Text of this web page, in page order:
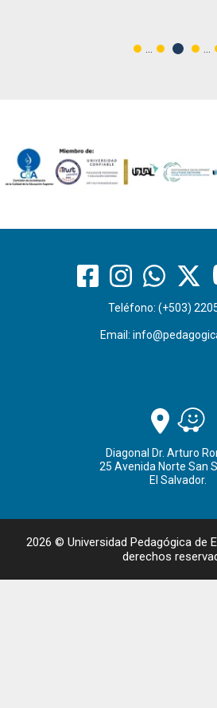
... ...
Teléfono: (+503)
Email:
Diagonal Dr. Arturo
25 Avenida Norte San
El Salvador.
2026 © Universidad Pedagógica de
derechos